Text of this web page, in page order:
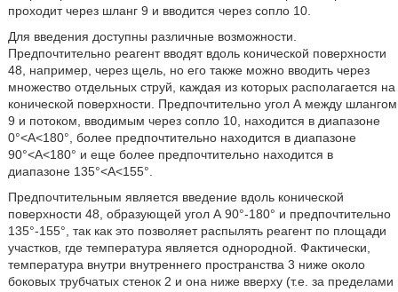
проходит через шланг 9 и вводится через сопло 10.
Для введения доступны различные возможности.
Предпочтительно реагент вводят вдоль конической поверхности
48, например, через щель, но его также можно вводить через
множество отдельных струй, каждая из которых располагается на
конической поверхности. Предпочтительно угол А между шлангом
9 и потоком, вводимым через сопло 10, находится в диапазоне
0°<А<180°, более предпочтительно находится в диапазоне
90°<А<180° и еще более предпочтительно находится в
диапазоне 135°<А<155°.
Предпочтительным является введение вдоль конической
поверхности 48, образующей угол А 90°-180° и предпочтительно
135°-155°, так как это позволяет распылять реагент по площади
участков, где температура является однородной. Фактически,
температура внутри внутреннего пространства 3 ниже около
боковых трубчатых стенок 2 и она ниже вверху (т.е. за пределами